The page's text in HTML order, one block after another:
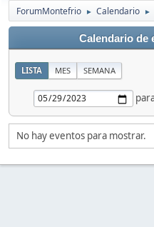
ForumMontefrio ► Calendario ►
Calendario de
LISTA MES SEMANA
No hay eventos para mostrar.